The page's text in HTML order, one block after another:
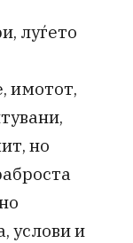
луѓето
имотот,
но
услови и